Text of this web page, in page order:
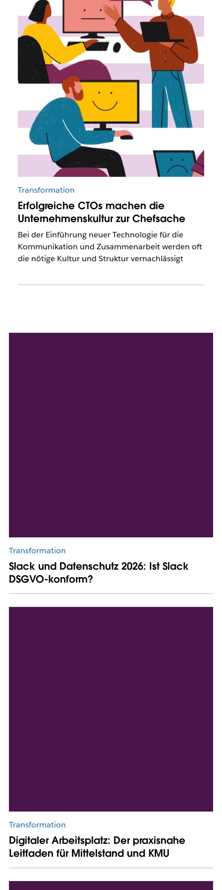
Transformation
Erfolgreiche CTOs machen die
Unternehmenskultur zur Chefsache
Bei der Einführung neuer Technologie für die
Kommunikation und Zusammenarbeit werden oft
die nötige Kultur und Struktur vernachlässigt
Transformation
Slack und Datenschutz 2026: Ist Slack
DSGVO-konform?
Transformation
Digitaler Arbeitsplatz: Der praxisnahe
Leitfaden für Mittelstand und KMU